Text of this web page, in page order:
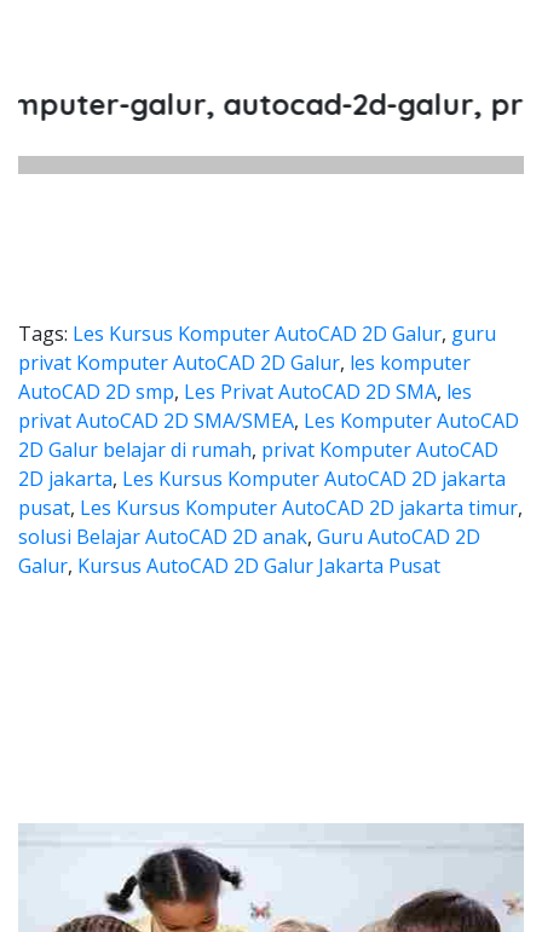
galur, autocad-2d-galur, privat-
Tags: Les Kursus Komputer AutoCAD 2D Galur, guru
privat Komputer AutoCAD 2D Galur, les komputer
AutoCAD 2D smp, Les Privat AutoCAD 2D SMA, les
privat AutoCAD 2D SMA/SMEA, Les Komputer AutoCAD
2D Galur belajar di rumah, privat Komputer AutoCAD
2D jakarta, Les Kursus Komputer AutoCAD 2D jakarta
pusat, Les Kursus Komputer AutoCAD 2D jakarta timur,
solusi Belajar AutoCAD 2D anak, Guru AutoCAD 2D
Galur, Kursus AutoCAD 2D Galur Jakarta Pusat